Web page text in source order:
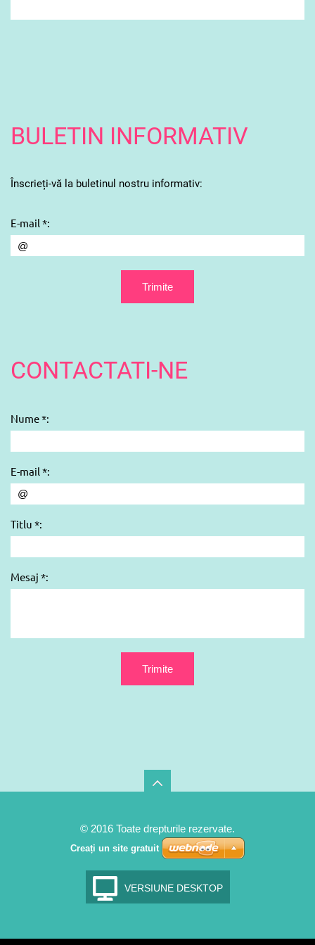
BULETIN INFORMATIV
Înscrieți-vă la buletinul nostru informativ:
E-mail *:
CONTACTATI-NE
Nume *:
E-mail *:
Titlu *:
Mesaj *:
© 2016 Toate drepturile rezervate.
Creați un site gratuit
VERSIUNE DESKTOP